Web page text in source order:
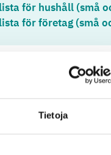
Tietoja
för hushåll (små
för företag (små